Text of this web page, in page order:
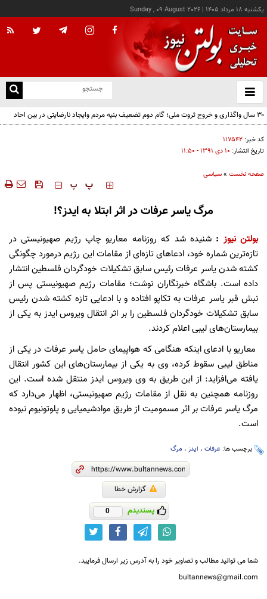
يکشنبه ۱۸ مرداد ۱۴۰۵ |
Sunday , 09 August 2026
باز
و
۳۰ سال واگذاری و خروج ثروت ملی؛ گام دوم تضعیف بنیه مردم وایجاد نارضایتی در بین احاد
مردم
کد خبر: ۱۱۷۵۴۲
تاریخ انتشار: ۱۰ دی ۱۳۹۱ - ۱۱:۵۰
صفحه نخست »سیاسی
‍‍‍ پ پ
مرگ یاسر عرفات در اثر ابتلا به ‌ایدز؟!
بولتن نیوز :شنیده شد که روزنامه معاریو چاپ رژیم صهیونیستی در
تازه‌ترین شماره خود، ادعاهای تازه‌ای از مقامات این رژیم درمورد چگونگی
کشته شدن یاسر عرفات رئیس سابق تشکیلات خودگردان فلسطین انتشار
داده است. باشگاه خبرنگاران نوشت؛ مقامات رژیم صهیونیستی پس از
نبش قبر یاسر عرفات به تکاپو افتاده و با ادعایی تازه کشته شدن رئیس
سابق تشکیلات خودگردان فلسطین را بر اثر انتقال ویروس ایدز به یکی از
بیمارستان‌های لیبی اعلام کردند.
معاریو با ادعای اینکه هنگامی که هواپیمای حامل یاسر عرفات در یکی از
مناطق لیبی سقوط کرده، وی به یکی از بیمارستان‌های این کشور انتقال
یافته می‌افزاید: از این طریق به وی ویروس ایدز منتقل شده است. این
روزنامه همچنین به نقل از مقامات رژیم صهیونیستی، اظهار می‌دارد که
مرگ یاسر عرفات بر اثر مسمومیت از طریق موادشیمیایی و پلوتونیوم نبوده
است.
برچسب ها: عرفات ، ایدز ، مرگ
گزارش خطا
پسندیدم 0
شما می توانید مطالب و تصاویر خود را به آدرس زیر ارسال فرمایید.
bultannews@gmail.com